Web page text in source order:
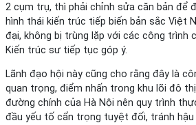
2 cụm trụ, thì phải chỉnh sửa căn bản để
hình thái kiến trúc tiếp biến bản sắc Việt
đại, không bị trùng lặp với các công trình
Kiến trúc sư tiếp tục góp ý.
Lãnh đạo hội này cũng cho rằng đây là
quan trọng, điểm nhấn trong khu lõi đô
đường chính của Hà Nội nên quy trình
đầu yếu tố cẩn trọng tuyệt đối, tránh hậu